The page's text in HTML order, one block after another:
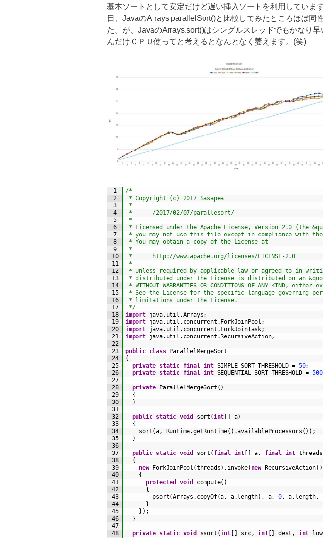
基本ソートとして安定だけど遅い挿入ソートを利用していま
日、JavaのArrays.parallelSort()と比較してみたところほぼ同
た。が、JavaのArrays.sort()はシングルスレッドでもかなり早
んだけＣＰＵ使ってと考えるとなんとなく萎えます。(笑)
1
2
3
4
5
6
7
8
9
10
11
12
13
14
15
16
17
18
19
20
21
22
23
24
25
26
27
28
29
30
31
32
33
34
35
36
37
38
39
40
41
42
43
44
45
46
47
48
/*
* Copyright (c) 2017 Sasapea
*
*      /2017/02/07/parallesort/
*
* Licensed under the Apache License, Version 2.0 (the
* you may not use this file except in compliance with the
* You may obtain a copy of the License at
*
*      http://www.apache.org/licenses/LICENSE-2.0
*
* Unless required by applicable law or agreed to in
* distributed under the License is distributed on an
* WITHOUT WARRANTIES OR CONDITIONS OF ANY KIND,
* See the License for the specific language governing
* limitations under the License.
*/
import java. util .Arrays ;
import java. util . concurrent . ForkJoinPool ;
import java. util . concurrent . ForkJoinTask;
import java. util . concurrent . RecursiveAction;
public class
ParallelMergeSort
{
private static final int SIMPLE_SORT_THRESHOLD = 50;
private static final int SEQUENTIAL_SORT_THRESHOLD =
private ParallelMergeSort ( )
{
}
public static void sort (int a)
{
sort (a, Runtime.getRuntime( ) .availableProcessors ( ) ) ;
}
public static void sort ( final int a, final int threads
{
new
ForkJoinPool (threads ) . invoke( new RecursiveAction( )
{
protected
void compute( )
{
psort (Arrays . copyOf(a, a. length) , a, 0, a. length,
}
} ) ;
}
private static void ssort (int src, int dest , int low